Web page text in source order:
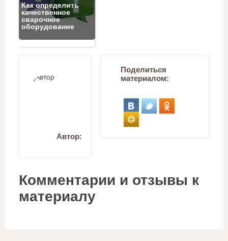
Как определить
качественное
сварочное
оборудование
Автор:
Поделиться
материалом:
Комментарии и отзывы к
материалу